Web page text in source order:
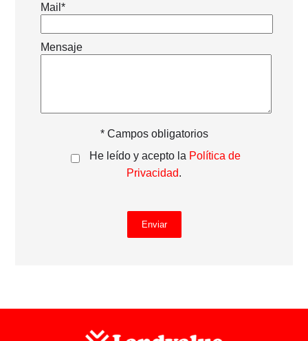
Mail*
Mensaje
* Campos obligatorios
He leído y acepto la Política de
Privacidad.
Enviar